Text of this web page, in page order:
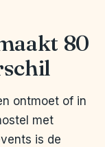
80
ontmoet of in
met
is de